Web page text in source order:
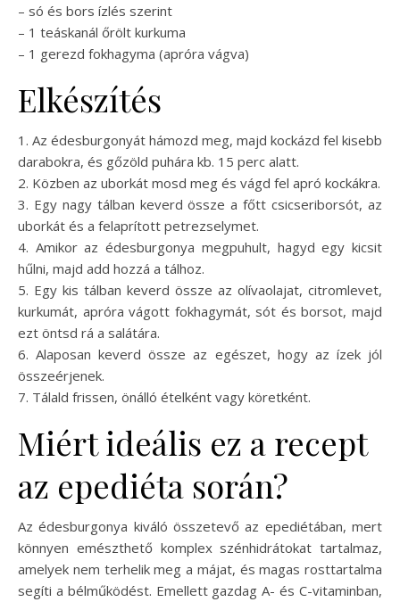
– só és bors ízlés szerint
– 1 teáskanál őrölt kurkuma
– 1 gerezd fokhagyma (apróra vágva)
Elkészítés
1. Az édesburgonyát hámozd meg, majd kockázd fel kisebb
darabokra, és gőzöld puhára kb. 15 perc alatt.
2. Közben az uborkát mosd meg és vágd fel apró kockákra.
3. Egy nagy tálban keverd össze a főtt csicseriborsót, az
uborkát és a felaprított petrezselymet.
4. Amikor az édesburgonya megpuhult, hagyd egy kicsit
hűlni, majd add hozzá a tálhoz.
5. Egy kis tálban keverd össze az olívaolajat, citromlevet,
kurkumát, apróra vágott fokhagymát, sót és borsot, majd
ezt öntsd rá a salátára.
6. Alaposan keverd össze az egészet, hogy az ízek jól
összeérjenek.
7. Tálald frissen, önálló ételként vagy köretként.
Miért ideális ez a recept
az epediéta során?
Az édesburgonya kiváló összetevő az epediétában, mert
könnyen emészthető komplex szénhidrátokat tartalmaz,
amelyek nem terhelik meg a májat, és magas rosttartalma
segíti a bélműködést. Emellett gazdag A- és C-vitaminban,